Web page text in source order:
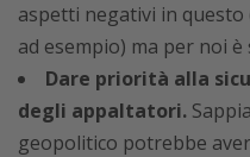
aspetti negativi in
ad esempio) ma per noi
Dare priorità alla
degli appaltatori.
geopolitico potrebbe